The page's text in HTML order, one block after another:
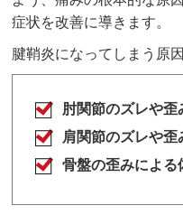
症状を改善に導きます。
腱鞘炎になってしまう原因
肘関節のズレや歪
肩関節のズレや歪
骨盤の歪みによる